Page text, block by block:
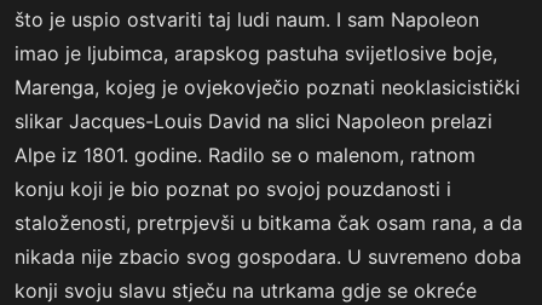
što je uspio ostvariti taj ludi naum. I sam Napoleon
imao je ljubimca, arapskog pastuha svijetlosive boje,
Marenga, kojeg je ovjekovječio poznati neoklasicistički
slikar Jacques-Louis David na slici Napoleon prelazi
Alpe iz 1801. godine. Radilo se o malenom, ratnom
konju koji je bio poznat po svojoj pouzdanosti i
staloženosti, pretrpjevši u bitkama čak osam rana, a da
nikada nije zbacio svog gospodara. U suvremeno doba
konji svoju slavu stječu na utrkama gdje se okreće